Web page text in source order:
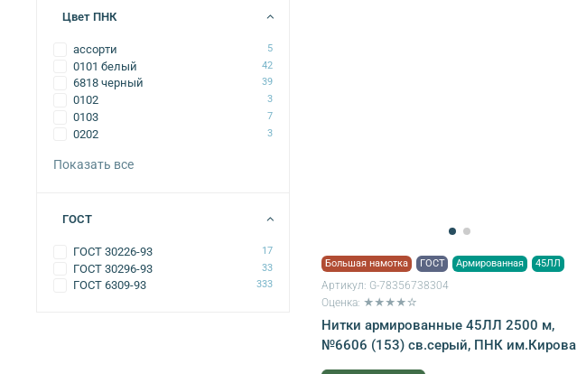
Большая намотка ГОСТ Армированная 45ЛЛ
Артикул: G-78356738304
Оценка: ★★★★☆
Нитки армированные 45ЛЛ 2500 м,
№6606 (153) св.серый, ПНК им.Кирова
Цвет ПНК
ассорти 5
0101 белый 42
6818 черный 39
0102 3
0103 7
0202 3
Показать все
ГОСТ
ГОСТ 30226-93 17
ГОСТ 30296-93 33
ГОСТ 6309-93 333